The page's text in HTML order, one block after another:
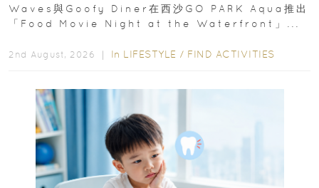
Waves與Goofy Diner在西沙GO PARK Aqua推出
「Food Movie Night at the Waterfront」...
2nd August, 2026 ｜ In LIFESTYLE / FIND ACTIVITIES